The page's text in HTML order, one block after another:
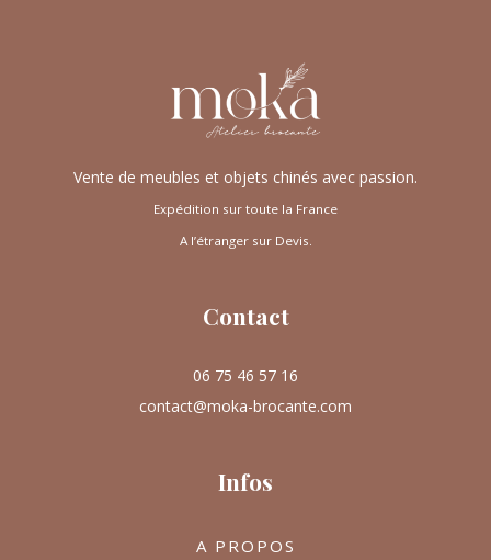
Vente de meubles et objets chinés avec passion.
Expédition sur toute la France
A l’étranger sur Devis.
Contact
06 75 46 57 16
contact@moka-brocante.com
Infos
A PROPOS